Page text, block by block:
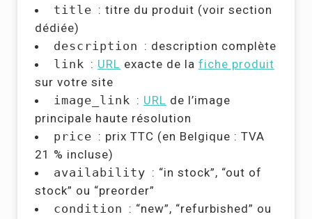
title : titre du produit (voir section
dédiée)
description : description complète
link : URL exacte de la fiche produit
sur votre site
image_link : URL de l’image
principale haute résolution
price : prix TTC (en Belgique : TVA
21 % incluse)
availability : “in stock”, “out of
stock” ou “preorder”
condition : “new”, “refurbished” ou